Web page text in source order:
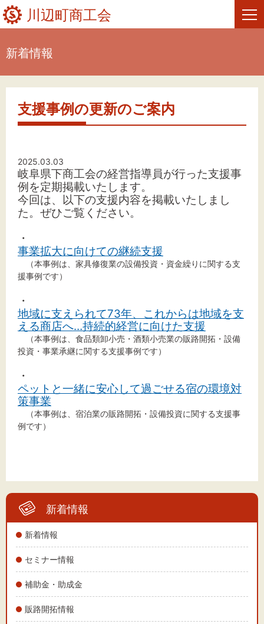
川辺町商工会
事業者・創業者の方へ
川辺町商工会について
お問い合わせ
文字サイズ
背景色
黒 白 黄
新着情報
新着情報
新着情報
セミナー情報
補助金・助成金
販路開拓情報
支援事例の更新のご案内
2025.03.03
岐阜県下商工会の経営指導員が行った支援事
例を定期掲載いたします。
今回は、以下の支援内容を掲載いたしまし
た。 ぜひご覧ください。
・
事業拡大に向けての継続支援
（本事例は、家具修復業の設備投資・資金繰りに関する支
援事例です）
・
地域に支えられて73年、これからは地域を支
える商店へ…持続的経営に向けた支援
（本事例は、食品類卸小売・酒類小売業の販路開拓・設備
投資・事業承継に関する支援事例です）
・
ペットと一緒に安心して過ごせる宿の環境対
策事業
（本事例は、宿泊業の販路開拓・設備投資に関する支援事
例です）